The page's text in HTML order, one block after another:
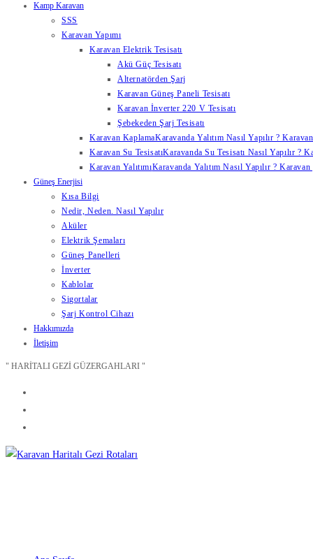
Kamp Karavan
SSS
Karavan Yapımı
Karavan Elektrik Tesisatı
Akü Güç Tesisatı
Alternatörden Şarj
Karavan Güneş Paneli Tesisatı
Karavan İnverter 220 V Tesisatı
Şebekeden Şarj Tesisatı
Karavan KaplamaKaravanda Yalıtım Nasıl Yapılır ?
Karavan Su TesisatıKaravanda Su Tesisatı Nasıl Yapılır ?
Karavan YalıtımıKaravanda Yalıtım Nasıl Yapılır ?
Güneş Enerjisi
Kısa Bilgi
Nedir, Neden. Nasıl Yapılır
Aküler
Elektrik Şemaları
Güneş Panelleri
İnverter
Kablolar
Sigortalar
Şarj Kontrol Cihazı
Hakkımızda
İletişim
" HARİTALI GEZİ GÜZERGAHLARI "